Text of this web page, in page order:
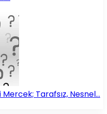
Tarafsız, Nesnel…